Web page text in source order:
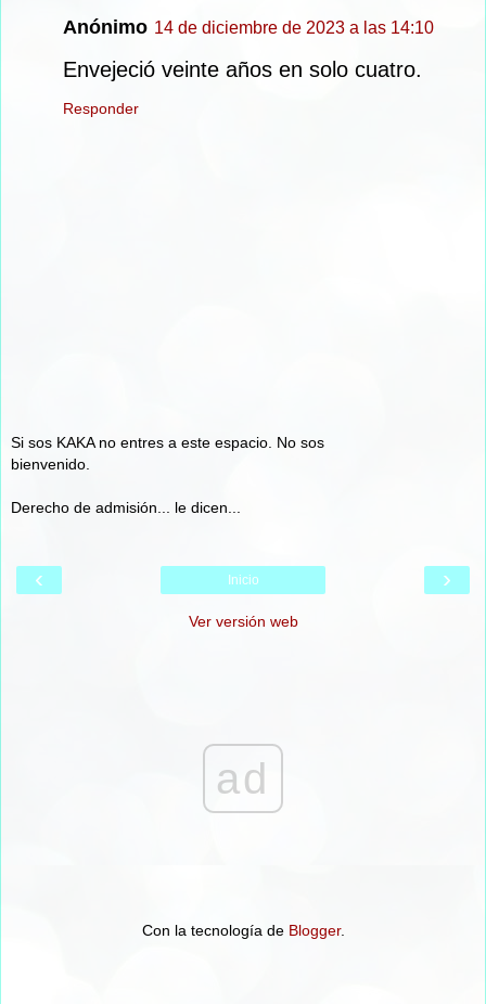
Anónimo 14 de diciembre de 2023 a las 14:10
Envejeció veinte años en solo cuatro.
Responder
Si sos KAKA no entres a este espacio. No sos
bienvenido.
Derecho de admisión... le dicen...
‹ ›
Inicio
Ver versión web
ad
Con la tecnología de Blogger.